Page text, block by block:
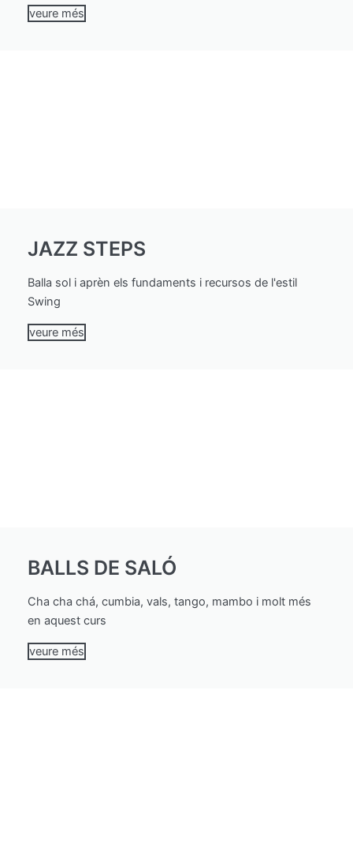
veure més
JAZZ STEPS
Balla sol i aprèn els fundaments i recursos de l'estil
Swing
veure més
BALLS DE SALÓ
Cha cha chá, cumbia, vals, tango, mambo i molt més
en aquest curs
veure més